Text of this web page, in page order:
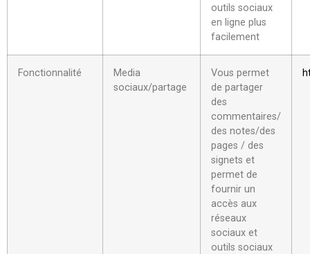
outils sociaux
en ligne plus
facilement
Fonctionnalité
Media
sociaux/partage
Vous permet
de partager
des
commentaires/
des notes/des
pages / des
signets et
permet de
fournir un
accès aux
réseaux
sociaux et
outils sociaux